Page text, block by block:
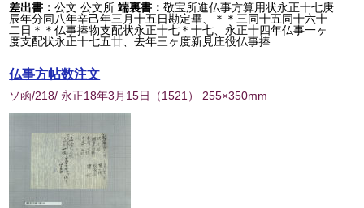
差出書：公文 公文所 端裏書：敬宝所進仏事方算用状永正十七庚
辰年分同八年辛己年三月十五日勘定畢、＊＊三同十五同十六十
二日＊＊仏事捧物支配状永正十七＊十七、永正十四年仏事一ヶ
度支配状永正十七五廿、去年三ヶ度新見庄役仏事捧...
仏事方帖数注文
ソ函/218/ 永正18年3月15日 （1521 ） 255×350mm